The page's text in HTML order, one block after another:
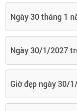
Ngày 30 tháng 1
Ngày 30/1/2027
Giờ đẹp ngày 30/